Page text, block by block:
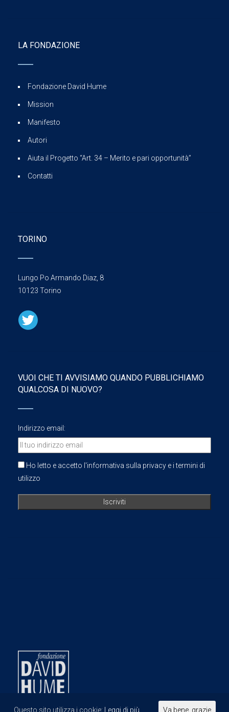
LA FONDAZIONE
Fondazione David Hume
Mission
Manifesto
Autori
Aiuta il Progetto “Art. 34 – Merito e pari opportunità”
Contatti
TORINO
Lungo Po Armando Diaz, 8
10123 Torino
VUOI CHE TI AVVISIAMO QUANDO PUBBLICHIAMO
QUALCOSA DI NUOVO?
Indirizzo email:
Ho letto e accetto l'informativa sulla privacy e i termini di
utilizzo
Questo sito utilizza i cookie: Leggi di più. Va bene, grazie